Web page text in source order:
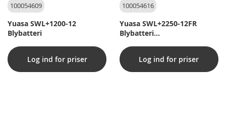
100054609
Yuasa SWL+1200-12
Blybatteri
Log ind for priser
100054616
Yuasa SWL+2250-12FR
Blybatteri
Log ind for priser